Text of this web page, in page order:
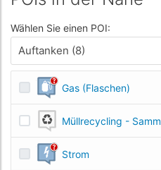
Wählen Sie einen POI:
Auftanken (8)
Gas (Flaschen)
Strom